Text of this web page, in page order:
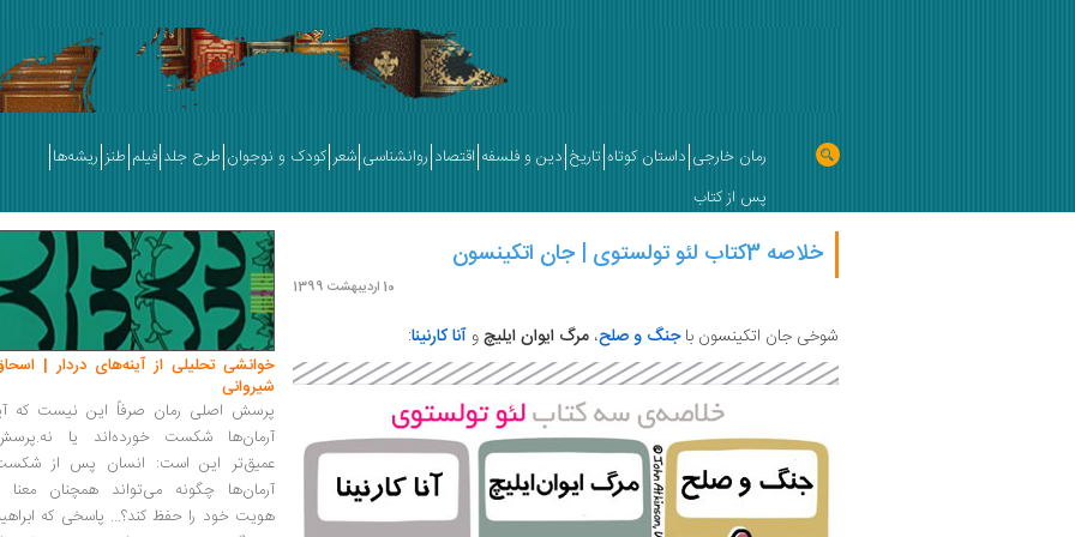
رمان خارجی داستان کوتاه تاریخ دین و فلسفه اقتصاد روانشناسی شعر کودک و نوجوان طرح جلد فیلم طنز ریشه‌ها
پس از کتاب
خلاصه 3کتاب لئو تولستوی | جان اتکینسون
10 اردیبهشت 1399
شوخی جان اتکینسون باجنگ و صلح، مرگ ایوان ایلیچوآنا کارنینا:
خوانشی تحلیلی از آینه‌های دردار |
شیروانی
پرسش اصلی رمان صرفاً این نیست که
آرمان‌ها شکست خورده‌اند یا
عمیق‌تر این است: انسان پس از
آرمان‌ها چگونه می‌تواند همچنان معنا
هویت خود را حفظ کند؟... پاسخی که